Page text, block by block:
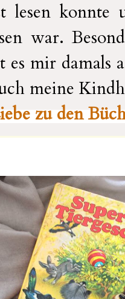
lesen
war.
es mir damals
meine
zu den